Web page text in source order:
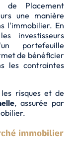
de Placement
une manière
l'immobilier. En
investisseurs
portefeuille
de bénéficier
les contraintes
risques et de
, assurée par
immobilier